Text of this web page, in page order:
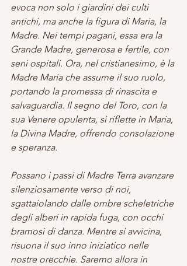
evoca non solo i giardini dei culti
antichi, ma anche la figura di Maria, la
Madre. Nei tempi pagani, essa era la
Grande Madre, generosa e fertile, con
seni ospitali. Ora, nel cristianesimo, è la
Madre Maria che assume il suo ruolo,
portando la promessa di rinascita e
salvaguardia. Il segno del Toro, con la
sua Venere opulenta, si riflette in Maria,
la Divina Madre, offrendo consolazione
e speranza.
Possano i passi di Madre Terra avanzare
silenziosamente verso di noi,
sgattaiolando dalle ombre scheletriche
degli alberi in rapida fuga, con occhi
bramosi di danza. Mentre si avvicina,
risuona il suo inno iniziatico nelle
nostre orecchie. Saremo allora in